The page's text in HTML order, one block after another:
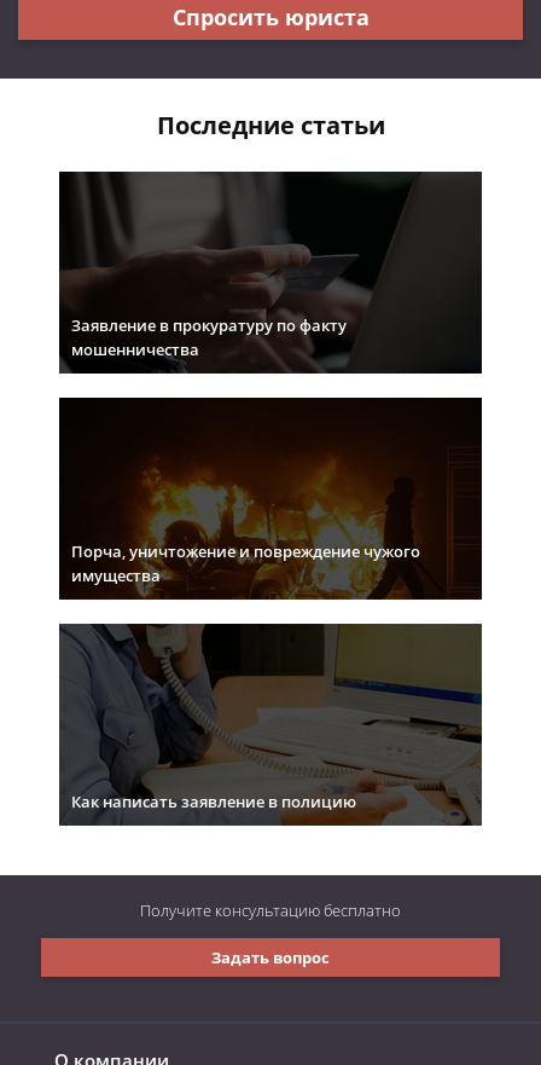
Спросить юриста
Последние статьи
Заявление в прокуратуру по факту
мошенничества
Порча, уничтожение и повреждение чужого
имущества
Как написать заявление в полицию
О компании
Задать вопрос
Получите консультациюбесплатно